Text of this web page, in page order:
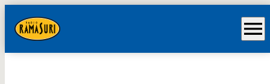
menu